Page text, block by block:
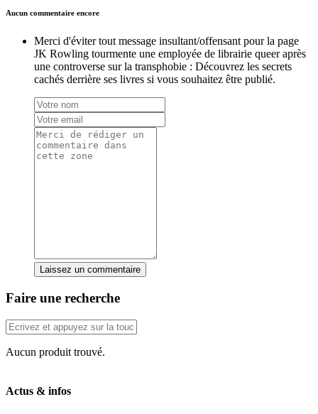
Aucun commentaire encore
Merci d'éviter tout message insultant/offensant pour la page
JK Rowling tourmente une employée de librairie queer après
une controverse sur la transphobie : Découvrez les secrets
cachés derrière ses livres si vous souhaitez être publié.
Laissez un commentaire
Faire une recherche
Aucun produit trouvé.
Actus & infos